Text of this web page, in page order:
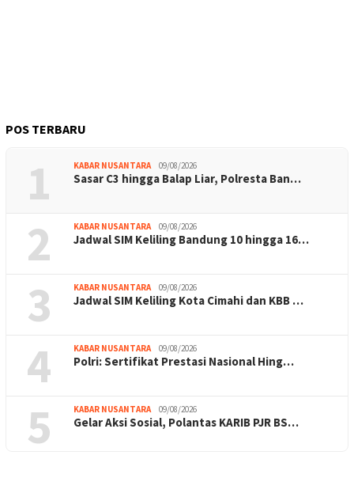
POS TERBARU
1 KABAR NUSANTARA 09/08/2026
Sasar C3 hingga Balap Liar, Polresta Ban…
2 KABAR NUSANTARA 09/08/2026
Jadwal SIM Keliling Bandung 10 hingga 16…
3 KABAR NUSANTARA 09/08/2026
Jadwal SIM Keliling Kota Cimahi dan KBB …
4 KABAR NUSANTARA 09/08/2026
Polri: Sertifikat Prestasi Nasional Hing…
5 KABAR NUSANTARA 09/08/2026
Gelar Aksi Sosial, Polantas KARIB PJR BS…